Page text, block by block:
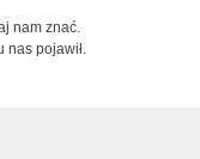
nam znać.
nas pojawił.